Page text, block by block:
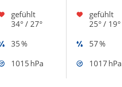
gefühlt
34° / 27°
gefühlt
25° / 19°
35 % 57 %
1015 hPa 1017 hPa